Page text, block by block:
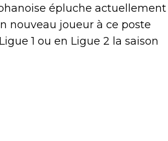
épluche actuellement
nouveau joueur à ce poste
1 ou en Ligue 2 la saison